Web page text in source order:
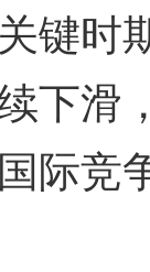
键时
下滑
际竞